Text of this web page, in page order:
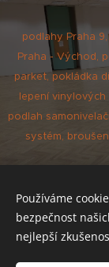
podlahy Praha
Praha - Východ,
parket, pokládka
lepení
podlah
systém,
Používáme
bezpečnost
nejlepší